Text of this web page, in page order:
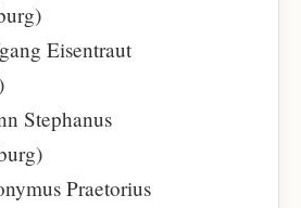
Eisentraut
Stephanus
Praetorius